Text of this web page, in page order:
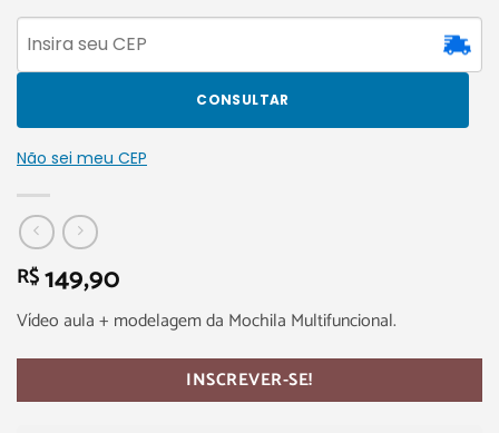
CONSULTAR
Não sei meu CEP
R$149,90
Vídeo aula + modelagem da Mochila Multifuncional.
INSCREVER-SE!